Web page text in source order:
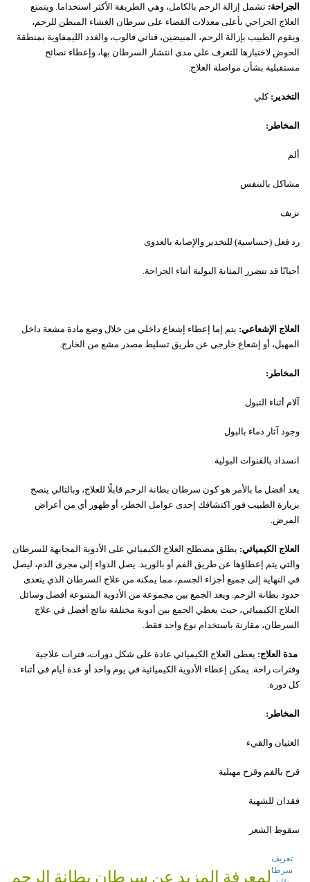
الجراحة: تشمل إزالة الرحم بالكامل، وهي الطريقة الأكثر استخداما. ويتمتع
العلاج الجراحي بأعلى معدلات القضاء على سرطان الغشاء المبطن للرحم،
ويقوم الطبيب بإزالة الرحم، المبيضين، قناتي فالوب، والغدد الليمفاوية بمنطقة
الحوض لاختبارها للتعرف على مدى انتشار السرطان بها، وإعطاء نصائح
مستقبلية بشأن مواصلة العلاج.
التخدير:كلي
المخاطر:
ألم
مشاكل بالتنفس
نزيف
رد فعل (حساسية) للتخدير والإصابة بالعدوى
أحيانًا قد تتضرر المثانة البولية أثناء الجراحة.
العلاج الإشعاعي: يتم إما إعطاء إشعاع داخلي من خلال وضع مادة مشعة داخل
المهبل، أو إشعاع خارجي عن طريق تسليط مصدر مشع من الخارج.
المخاطر:
آلام أثناء التبول
وجود آثار دماء بالبول
انسداد بالقنوات البولية
يعد أفضل ما بالأمر هو كون سرطان بطانة الرحم قابلًا للعلاج، وبالتالي ينصح
بزيارة الطبيب فور اكتشافك إحدى عوامل الخطر، أو ظهور أي من أعراض
المرض.
العلاج الكيميائي: يطلق مصطلح العلاج الكيميائي على الأدوية المجابهة للسرطان
والتي يتم إعطاؤها عن طريق الفم أو بالوريد. يصل الدواء إلى مجرى الدم، ليصل
في النهاية إلى جميع أجزاء الجسم، مما يمكنه من علاج السرطان الذي يتعدى
حدود بطانة الرحم. ويعد الجمع بين مجموعة من الأدوية المتنوعة أفضل وسائل
العلاج الكيميائي، حيث يعطي الجمع بين أدوية مختلفة نتائج أفضل في علاج
السرطان، مقارنة باستخدام نوع واحد فقط.
مدة العلاج: يعطى العلاج الكيميائي عادة على شكل دورات، فترات علاجية
وفترات راحة. يمكن إعطاء الأدوية الكيميائية في يوم واحد أو عدة أيام في أثناء
كل دورة.
المخاطر:
الغثيان والقيء
قرح بالفم وقرح مهبلية
فقدان للشهية
سقوط الشعر
تعريف
سرطان